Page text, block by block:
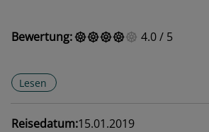
Bewertung: 4.0/ 5
Lesen
Reisedatum:15.01.2019